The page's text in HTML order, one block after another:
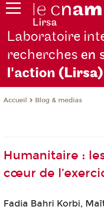
Laboratoire
recherches en
l'action (Lirsa)
Accueil Blog & medias
Humanitaire :
cœur de
Fadia Bahri Korbi,